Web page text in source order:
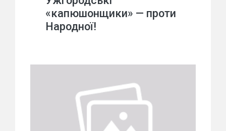
«капюшонщики» — проти
Народної!